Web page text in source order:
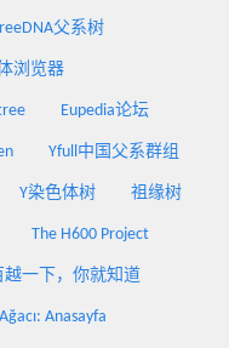
父系树
浏览器
Eupedia论坛
Yfull中国父系群组
Y染色体树 祖缘树
The H600 Project
越一下，你就知道
Anasayfa